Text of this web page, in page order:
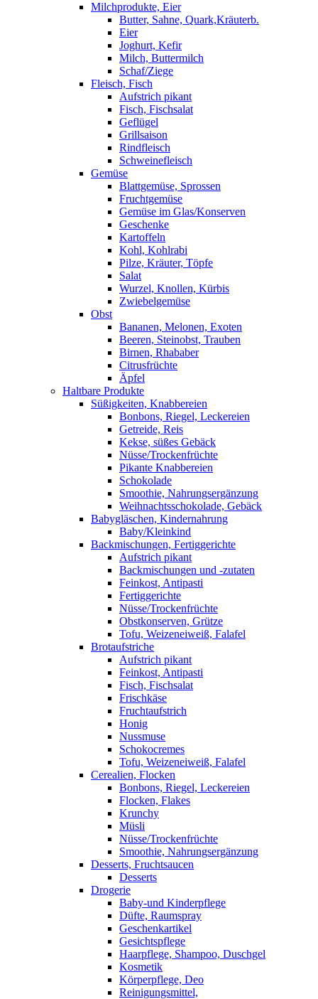
Milchprodukte, Eier
Butter, Sahne, Quark,Kräuterb.
Eier
Joghurt, Kefir
Milch, Buttermilch
Schaf/Ziege
Fleisch, Fisch
Aufstrich pikant
Fisch, Fischsalat
Geflügel
Grillsaison
Rindfleisch
Schweinefleisch
Gemüse
Blattgemüse, Sprossen
Fruchtgemüse
Gemüse im Glas/Konserven
Geschenke
Kartoffeln
Kohl, Kohlrabi
Pilze, Kräuter, Töpfe
Salat
Wurzel, Knollen, Kürbis
Zwiebelgemüse
Obst
Bananen, Melonen, Exoten
Beeren, Steinobst, Trauben
Birnen, Rhababer
Citrusfrüchte
Äpfel
Haltbare Produkte
Süßigkeiten, Knabbereien
Bonbons, Riegel, Leckereien
Getreide, Reis
Kekse, süßes Gebäck
Nüsse/Trockenfrüchte
Pikante Knabbereien
Schokolade
Smoothie, Nahrungsergänzung
Weihnachtsschokolade, Gebäck
Babygläschen, Kindernahrung
Baby/Kleinkind
Backmischungen, Fertiggerichte
Aufstrich pikant
Backmischungen und -zutaten
Feinkost, Antipasti
Fertiggerichte
Nüsse/Trockenfrüchte
Obstkonserven, Grütze
Tofu, Weizeneiweiß, Falafel
Brotaufstriche
Aufstrich pikant
Feinkost, Antipasti
Fisch, Fischsalat
Frischkäse
Fruchtaufstrich
Honig
Nussmuse
Schokocremes
Tofu, Weizeneiweiß, Falafel
Cerealien, Flocken
Bonbons, Riegel, Leckereien
Flocken, Flakes
Krunchy
Müsli
Nüsse/Trockenfrüchte
Smoothie, Nahrungsergänzung
Desserts, Fruchtsaucen
Desserts
Drogerie
Baby-und Kinderpflege
Düfte, Raumspray
Geschenkartikel
Gesichtspflege
Haarpflege, Shampoo, Duschgel
Kosmetik
Körperpflege, Deo
Reinigungsmittel,